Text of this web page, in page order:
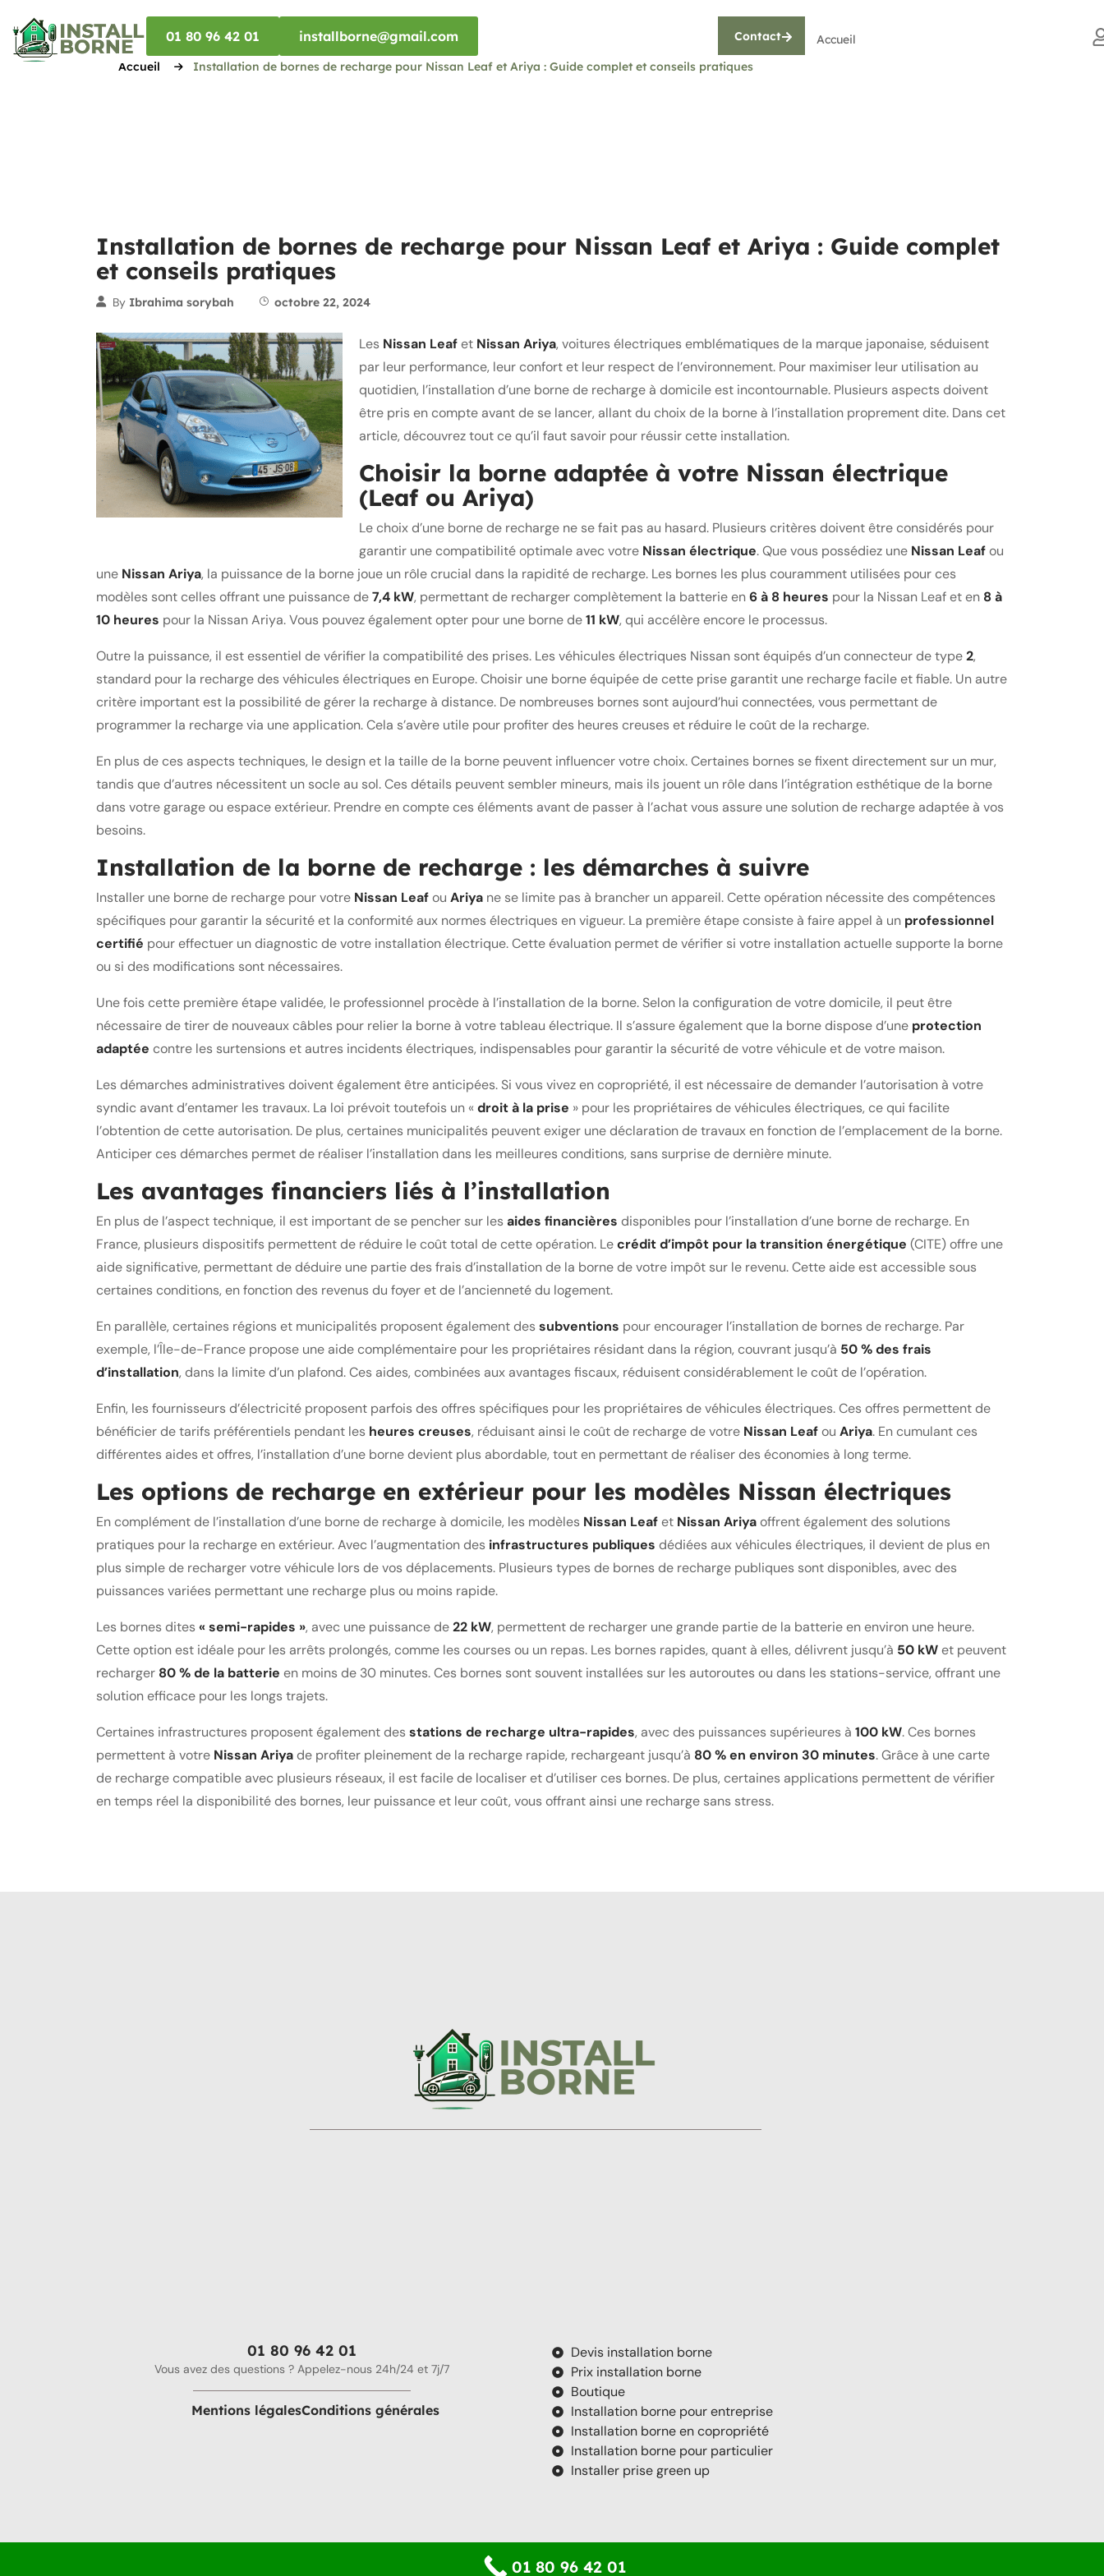
01 80 96 42 01 installborne@gmail.com Contact
Accueil
Accueil
Installation de bornes de recharge pour Nissan Leaf et Ariya : Guide complet et conseils pratiques
Installation de bornes de recharge pour Nissan Leaf et Ariya : Guide complet
et conseils pratiques
By Ibrahima sorybah octobre 22, 2024
Les Nissan Leafet Nissan Ariya, voitures électriques emblématiques de la marque japonaise, séduisent
par leur performance, leur confort et leur respect de l’environnement. Pour maximiser leur utilisation au
quotidien, l’installation d’une borne de recharge à domicile est incontournable. Plusieurs aspects doivent
être pris en compte avant de se lancer, allant du choix de la borne à l’installation proprement dite. Dans cet
article, découvrez tout ce qu’il faut savoir pour réussir cette installation.
Choisir la borne adaptée à votre Nissan électrique
(Leaf ou Ariya)
Le choix d’une borne de recharge ne se fait pas au hasard. Plusieurs critères doivent être considérés pour
garantir une compatibilité optimale avec votre Nissan électrique. Que vous possédiez une Nissan Leafou
une Nissan Ariya, la puissance de la borne joue un rôle crucial dans la rapidité de recharge. Les bornes les plus couramment utilisées pour ces
modèles sont celles offrant une puissance de7,4 kW, permettant de recharger complètement la batterie en6 à 8 heures pour la Nissan Leaf et en 8 à
10 heures pour la Nissan Ariya. Vous pouvez également opter pour une borne de11 kW, qui accélère encore le processus.
Outre la puissance, il est essentiel de vérifier la compatibilité des prises. Les véhicules électriques Nissan sont équipés d’un connecteur de type2,
standard pour la recharge des véhicules électriques en Europe. Choisir une borne équipée de cette prise garantit une recharge facile et fiable. Un autre
critère important est la possibilité de gérer la recharge à distance. De nombreuses bornes sont aujourd’hui connectées, vous permettant de
programmer la recharge via une application. Cela s’avère utile pour profiter des heures creuses et réduire le coût de la recharge.
En plus de ces aspects techniques, le design et la taille de la borne peuvent influencer votre choix. Certaines bornes se fixent directement sur un mur,
tandis que d’autres nécessitent un socle au sol. Ces détails peuvent sembler mineurs, mais ils jouent un rôle dans l’intégration esthétique de la borne
dans votre garage ou espace extérieur. Prendre en compte ces éléments avant de passer à l’achat vous assure une solution de recharge adaptée à vos
besoins.
Installation de la borne de recharge : les démarches à suivre
Installer une borne de recharge pour votre Nissan Leafou Ariya ne se limite pas à brancher un appareil. Cette opération nécessite des compétences
spécifiques pour garantir la sécurité et la conformité aux normes électriques en vigueur. La première étape consiste à faire appel à un professionnel
certifié pour effectuer un diagnostic de votre installation électrique. Cette évaluation permet de vérifier si votre installation actuelle supporte la borne
ou si des modifications sont nécessaires.
Une fois cette première étape validée, le professionnel procède à l’installation de la borne. Selon la configuration de votre domicile, il peut être
nécessaire de tirer de nouveaux câbles pour relier la borne à votre tableau électrique. Il s’assure également que la borne dispose d’une protection
adaptée contre les surtensions et autres incidents électriques, indispensables pour garantir la sécurité de votre véhicule et de votre maison.
Les démarches administratives doivent également être anticipées. Si vous vivez en copropriété, il est nécessaire de demander l’autorisation à votre
syndic avant d’entamer les travaux. La loi prévoit toutefois un « droit à la prise » pour les propriétaires de véhicules électriques, ce qui facilite
l’obtention de cette autorisation. De plus, certaines municipalités peuvent exiger une déclaration de travaux en fonction de l’emplacement de la borne.
Anticiper ces démarches permet de réaliser l’installation dans les meilleures conditions, sans surprise de dernière minute.
Les avantages financiers liés à l’installation
En plus de l’aspect technique, il est important de se pencher sur lesaides financières disponibles pour l’installation d’une borne de recharge. En
France, plusieurs dispositifs permettent de réduire le coût total de cette opération. Lecrédit d’impôt pour la transition énergétique (CITE) offre une
aide significative, permettant de déduire une partie des frais d’installation de la borne de votre impôt sur le revenu. Cette aide est accessible sous
certaines conditions, en fonction des revenus du foyer et de l’ancienneté du logement.
En parallèle, certaines régions et municipalités proposent également dessubventions pour encourager l’installation de bornes de recharge. Par
exemple, l’Île-de-France propose une aide complémentaire pour les propriétaires résidant dans la région, couvrant jusqu’à 50 % des frais
d’installation, dans la limite d’un plafond. Ces aides, combinées aux avantages fiscaux, réduisent considérablement le coût de l’opération.
Enfin, les fournisseurs d’électricité proposent parfois des offres spécifiques pour les propriétaires de véhicules électriques. Ces offres permettent de
bénéficier de tarifs préférentiels pendant les heures creuses, réduisant ainsi le coût de recharge de votre Nissan Leafou Ariya. En cumulant ces
différentes aides et offres, l’installation d’une borne devient plus abordable, tout en permettant de réaliser des économies à long terme.
Les options de recharge en extérieur pour les modèles Nissan électriques
En complément de l’installation d’une borne de recharge à domicile, les modèles Nissan Leafet Nissan Ariyaoffrent également des solutions
pratiques pour la recharge en extérieur. Avec l’augmentation des infrastructures publiques dédiées aux véhicules électriques, il devient de plus en
plus simple de recharger votre véhicule lors de vos déplacements. Plusieurs types de bornes de recharge publiques sont disponibles, avec des
puissances variées permettant une recharge plus ou moins rapide.
Les bornes dites« semi-rapides », avec une puissance de22 kW, permettent de recharger une grande partie de la batterie en environ une heure.
Cette option est idéale pour les arrêts prolongés, comme les courses ou un repas. Les bornes rapides, quant à elles, délivrent jusqu’à 50 kWet peuvent
recharger 80 % de la batterie en moins de 30 minutes. Ces bornes sont souvent installées sur les autoroutes ou dans les stations-service, offrant une
solution efficace pour les longs trajets.
Certaines infrastructures proposent également desstations de recharge ultra-rapides, avec des puissances supérieures à 100 kW. Ces bornes
permettent à votre Nissan Ariyade profiter pleinement de la recharge rapide, rechargeant jusqu’à 80 % en environ 30 minutes. Grâce à une carte
de recharge compatible avec plusieurs réseaux, il est facile de localiser et d’utiliser ces bornes. De plus, certaines applications permettent de vérifier
en temps réel la disponibilité des bornes, leur puissance et leur coût, vous offrant ainsi une recharge sans stress.
01 80 96 42 01
Vous avez des questions ? Appelez-nous 24h/24 et 7j/7
Mentions légalesConditions générales
Devis installation borne
Prix installation borne
Boutique
Installation borne pour entreprise
Installation borne en copropriété
Installation borne pour particulier
Installer prise green up
Copyright © 2025 Tous droits réservés.
01 80 96 42 01